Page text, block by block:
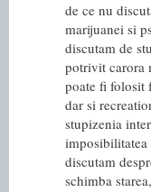
de ce nu
marijuanei si
discutam de
potrivit carora
poate fi folosit
dar si
stupizenia
imposibilitatea
discutam
schimba